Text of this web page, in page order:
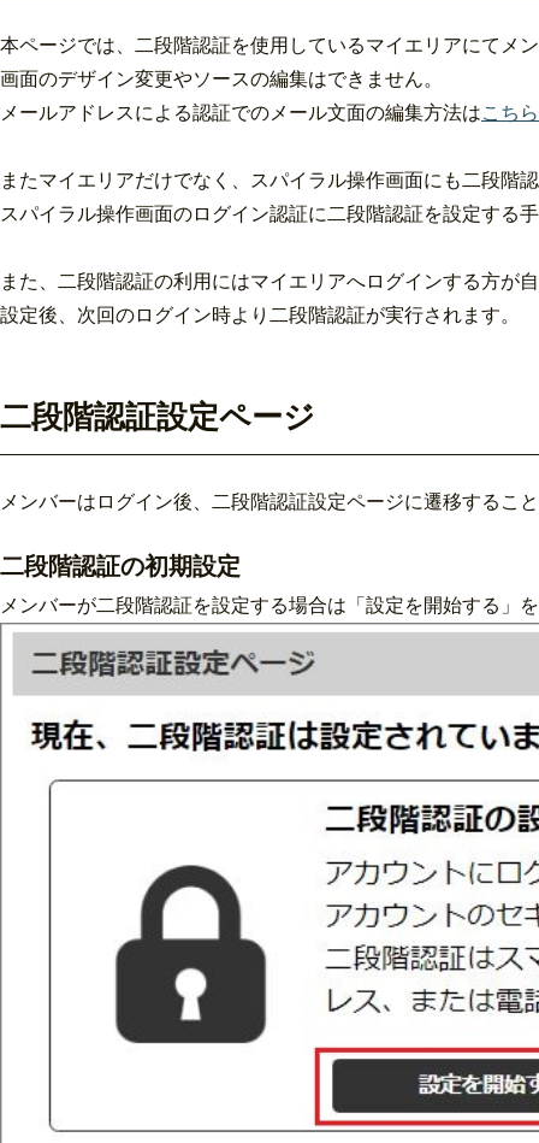
本ページでは、二段階認証を使用しているマイエリアにてメ
画面のデザイン変更やソースの編集はできません。
メールアドレスによる認証でのメール文面の編集方法はこちら
またマイエリアだけでなく、スパイラル操作画面にも二段階
スパイラル操作画面のログイン認証に二段階認証を設定する
また、二段階認証の利用にはマイエリアへログインする方が
設定後、次回のログイン時より二段階認証が実行されます。
二段階認証設定ページ
メンバーはログイン後、二段階認証設定ページに遷移するこ
二段階認証の初期設定
メンバーが二段階認証を設定する場合は「設定を開始する」